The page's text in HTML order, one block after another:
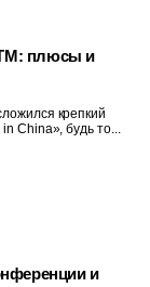
плюсы и
крепкий
China», будь то...
и